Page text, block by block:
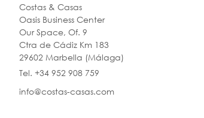
Costas & Casas
Oasis Business Center
Our Space, Of. 9
Ctra de Cádiz Km 183
29602 Marbella (Málaga)
Tel. +34 952 908 759
info@costas-casas.com